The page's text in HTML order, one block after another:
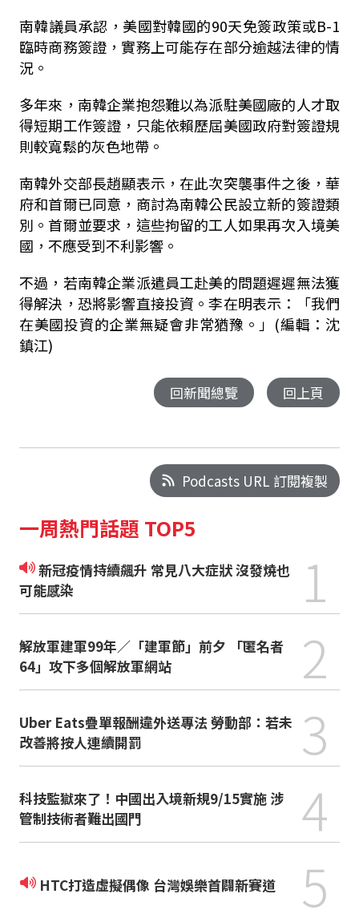
南韓議員承認，美國對韓國的90天免簽政策或B-1
臨時商務簽證，實務上可能存在部分逾越法律的情
況。
多年來，南韓企業抱怨難以為派駐美國廠的人才取
得短期工作簽證，只能依賴歷屆美國政府對簽證規
則較寬鬆的灰色地帶。
南韓外交部長趙顯表示，在此次突襲事件之後，華
府和首爾已同意，商討為南韓公民設立新的簽證類
別。 首爾並要求，這些拘留的工人如果再次入境美
國，不應受到不利影響。
不過，若南韓企業派遣員工赴美的問題遲遲無法獲
得解決，恐將影響直接投資。李在明表示：「我們
在美國投資的企業無疑會非常猶豫。」(編輯：沈
鎮江)
回新聞總覽 回上頁
Podcasts URL 訂閱複製
一周熱門話題 TOP5
新冠疫情持續飆升 常見八大症狀 沒發燒也
可能感染
1
解放軍建軍99年／「建軍節」前夕 「匿名者
64」攻下多個解放軍網站
2
Uber Eats疊單報酬違外送專法 勞動部：若未
改善將按人連續開罰
3
科技監獄來了！中國出入境新規9/15實施 涉
管制技術者難出國門
4
HTC打造虛擬偶像 台灣娛樂首闢新賽道 5